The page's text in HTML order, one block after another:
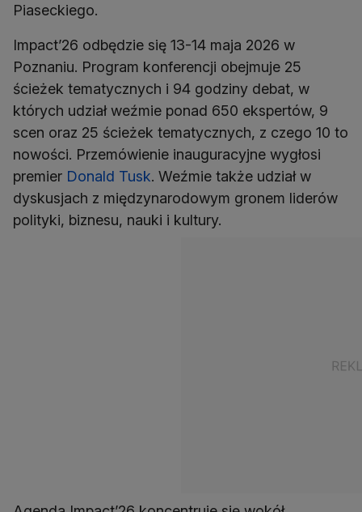
Piaseckiego.
Impact’26 odbędzie się 13-14 maja 2026 w
Poznaniu. Program konferencji obejmuje 25
ścieżek tematycznych i 94 godziny debat, w
których udział weźmie ponad 650 ekspertów, 9
scen oraz 25 ścieżek tematycznych, z czego 10 to
nowości. Przemówienie inauguracyjne wygłosi
premier Donald Tusk. Weźmie także udział w
dyskusjach z międzynarodowym gronem liderów
polityki, biznesu, nauki i kultury.